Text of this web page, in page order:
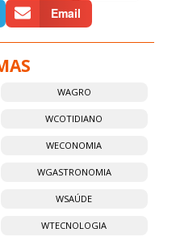
Email
WAGRO
WCOTIDIANO
WECONOMIA
WGASTRONOMIA
WSAÚDE
WTECNOLOGIA